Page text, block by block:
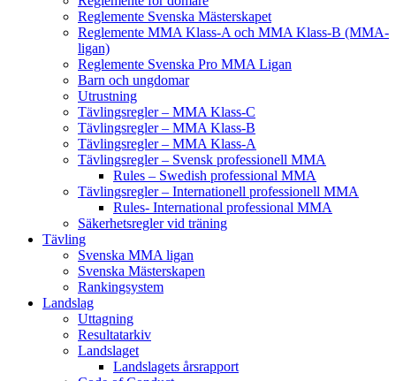
Reglemente Svenska Mästerskapet
Reglemente MMA Klass-A och MMA Klass-B (MMA-
ligan)
Reglemente Svenska Pro MMA Ligan
Barn och ungdomar
Utrustning
Tävlingsregler – MMA Klass-C
Tävlingsregler – MMA Klass-B
Tävlingsregler – MMA Klass-A
Tävlingsregler – Svensk professionell MMA
Rules – Swedish professional MMA
Tävlingsregler – Internationell professionell MMA
Rules- International professional MMA
Säkerhetsregler vid träning
Tävling
Svenska MMA ligan
Svenska Mästerskapen
Rankingsystem
Landslag
Uttagning
Resultatarkiv
Landslaget
Landslagets årsrapport